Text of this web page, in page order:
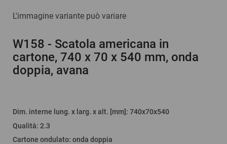
L'immagine variante può variare
W158 - Scatola americana in
cartone, 740 x 70 x 540 mm, onda
doppia, avana
Dim. interne lung. x larg. x alt. [mm] : 740x70x540
Qualità: 2.3
Cartone ondulato: onda doppia